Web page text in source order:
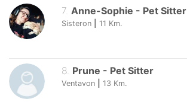
7. Anne-Sophie - Pet Sitter
Sisteron 11 Km.
8. Prune - Pet Sitter
Ventavon 13 Km.